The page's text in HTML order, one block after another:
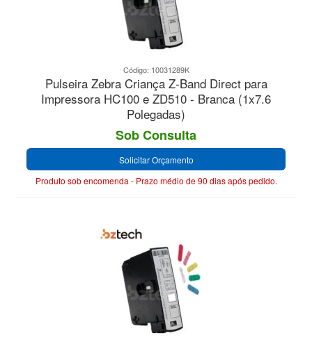
Código: 10031289K
Pulseira Zebra Criança Z-Band Direct para
Impressora HC100 e ZD510 - Branca (1x7.6
Polegadas)
Sob Consulta
Solicitar Orçamento
Produto sob encomenda - Prazo médio de 90 dias após pedido.